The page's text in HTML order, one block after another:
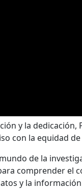
y la dedicación,
con la equidad
de la
comprender el
y la